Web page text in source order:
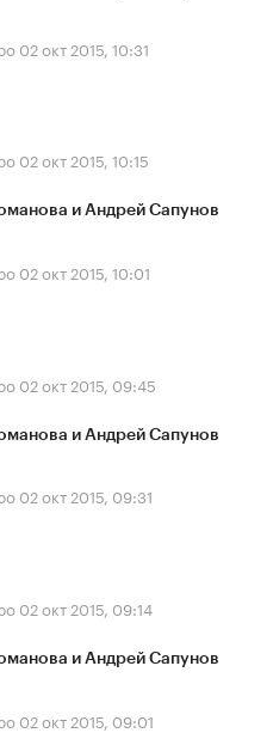
02 окт 2015, 10:31
02 окт 2015, 10:15
и Андрей Сапунов
02 окт 2015, 10:01
02 окт 2015, 09:45
и Андрей Сапунов
02 окт 2015, 09:31
02 окт 2015, 09:14
и Андрей Сапунов
02 окт 2015, 09:01